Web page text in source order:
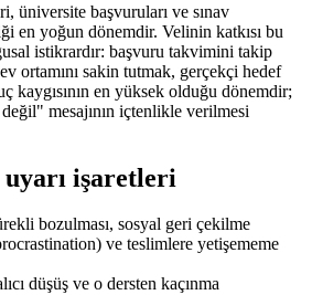
üniversite başvuruları ve sınav
en yoğun dönemdir. Velinin katkısı bu
istikrardır: başvuru takvimini takip
ortamını sakin tutmak, gerçekçi hedef
kaygısının en yüksek olduğu dönemdir;
mesajının içtenlikle verilmesi
işaretleri
bozulması, sosyal geri çekilme
ve teslimlere yetişememe
düşüş ve o dersten kaçınma